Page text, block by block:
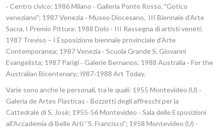
‑ Centro civico; 1986 Milano ‑ Galleria Ponte Rosso, "Gotico
veneziano"; 1987 Venezia ‑ Museo Diocesano, III Biennale d'Arte
Sacra, I Premio Pittura; 1988 Dolo - III Rassegna di artisti veneti;
1987 Treviso – I Esposizione biennale provinciale d'Arte
Contemporanea; 1987 Venezia ‑ Scuola Grande S. Giovanni
Evangelista; 1987 Parigi ‑ Galerie Bernanos; 1988 Australia ‑ For the
Australian Bicentenary,: l987‑1988 ­Art Today.
Varie sono anche le personali, tra le quali: 1955 Montevideo (U) ‑
Galeria de Artes Plasticas ‑ Bozzetti degli affreschi per la
Cattedrale di S. Josè; 1955‑56 Montevideo ‑ Sala delle Esposizioni
all'Accademia di Belle Arti ­“S. Francisco"; 1958 Montevideo (U) -